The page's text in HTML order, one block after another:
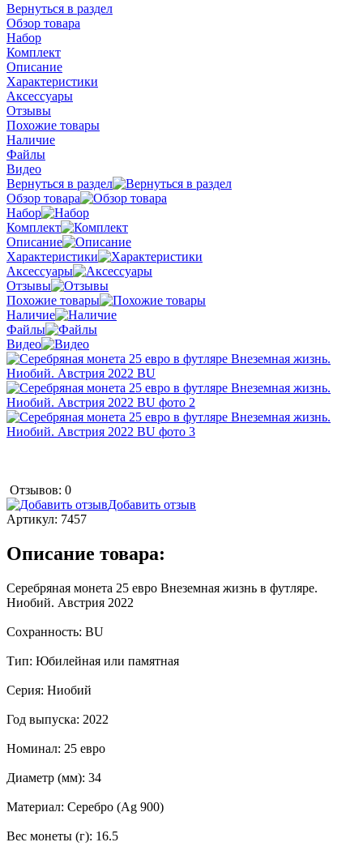
Вернуться в раздел
Обзор товара
Набор
Комплект
Описание
Характеристики
Аксессуары
Отзывы
Похожие товары
Наличие
Файлы
Видео
Вернуться в раздел
Обзор товара
Набор
Комплект
Описание
Характеристики
Аксессуары
Отзывы
Похожие товары
Наличие
Файлы
Видео
Отзывов: 0
Добавить отзыв
Артикул: 7457
Описание товара:
Серебряная монета 25 евро Внеземная жизнь в футляре.
Ниобий. Австрия 2022
Сохранность: BU
Тип: Юбилейная или памятная
Серия: Ниобий
Год выпуска: 2022
Номинал: 25 евро
Диаметр (мм): 34
Материал: Серебро (Ag 900)
Вес монеты (г): 16.5